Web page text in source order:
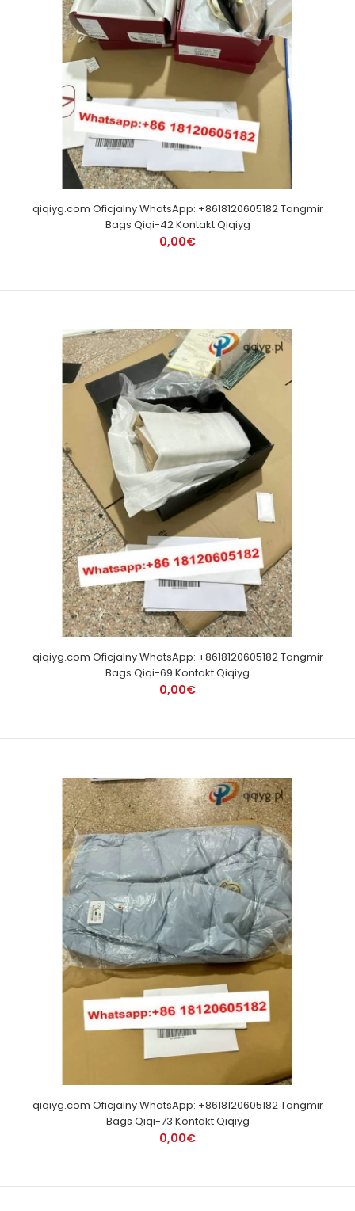
qiqiyg.com Oficjalny WhatsApp: +8618120605182 Tangmir
Bags Qiqi-42 Kontakt Qiqiyg
0,00€
qiqiyg.com Oficjalny WhatsApp: +8618120605182 Tangmir
Bags Qiqi-69 Kontakt Qiqiyg
0,00€
qiqiyg.com Oficjalny WhatsApp: +8618120605182 Tangmir
Bags Qiqi-73 Kontakt Qiqiyg
0,00€